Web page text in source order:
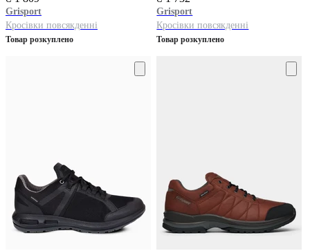
Grisport
Кросівки повсякденні
Товар розкуплено
Grisport
Кросівки повсякденні
Товар розкуплено